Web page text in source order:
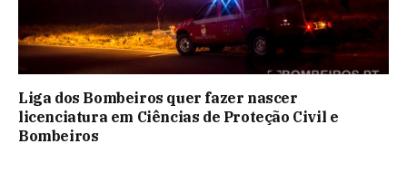
Liga dos Bombeiros quer fazer nascer
licenciatura em Ciências de Proteção Civil e
Bombeiros